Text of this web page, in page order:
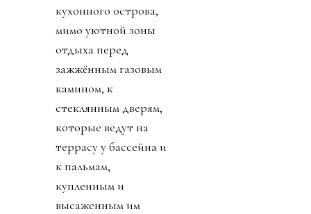
кухонного острова,
мимо уютной зоны
отдыха перед
зажжённым газовым
камином, к
стеклянным дверям,
которые ведут на
террасу у бассейна и
к пальмам,
купленным и
высаженным им